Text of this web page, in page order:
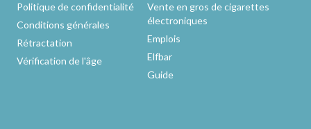
Politique de confidentialité
Conditions générales
Rétractation
Vérification de l'âge
Vente en gros de cigarettes
électroniques
Emplois
Elfbar
Guide